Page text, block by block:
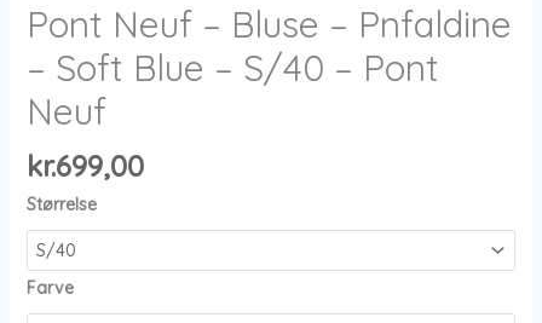
Pont Neuf – Bluse – Pnfaldine
– Soft Blue – S/40 – Pont
Neuf
kr.699,00
Størrelse
Farve